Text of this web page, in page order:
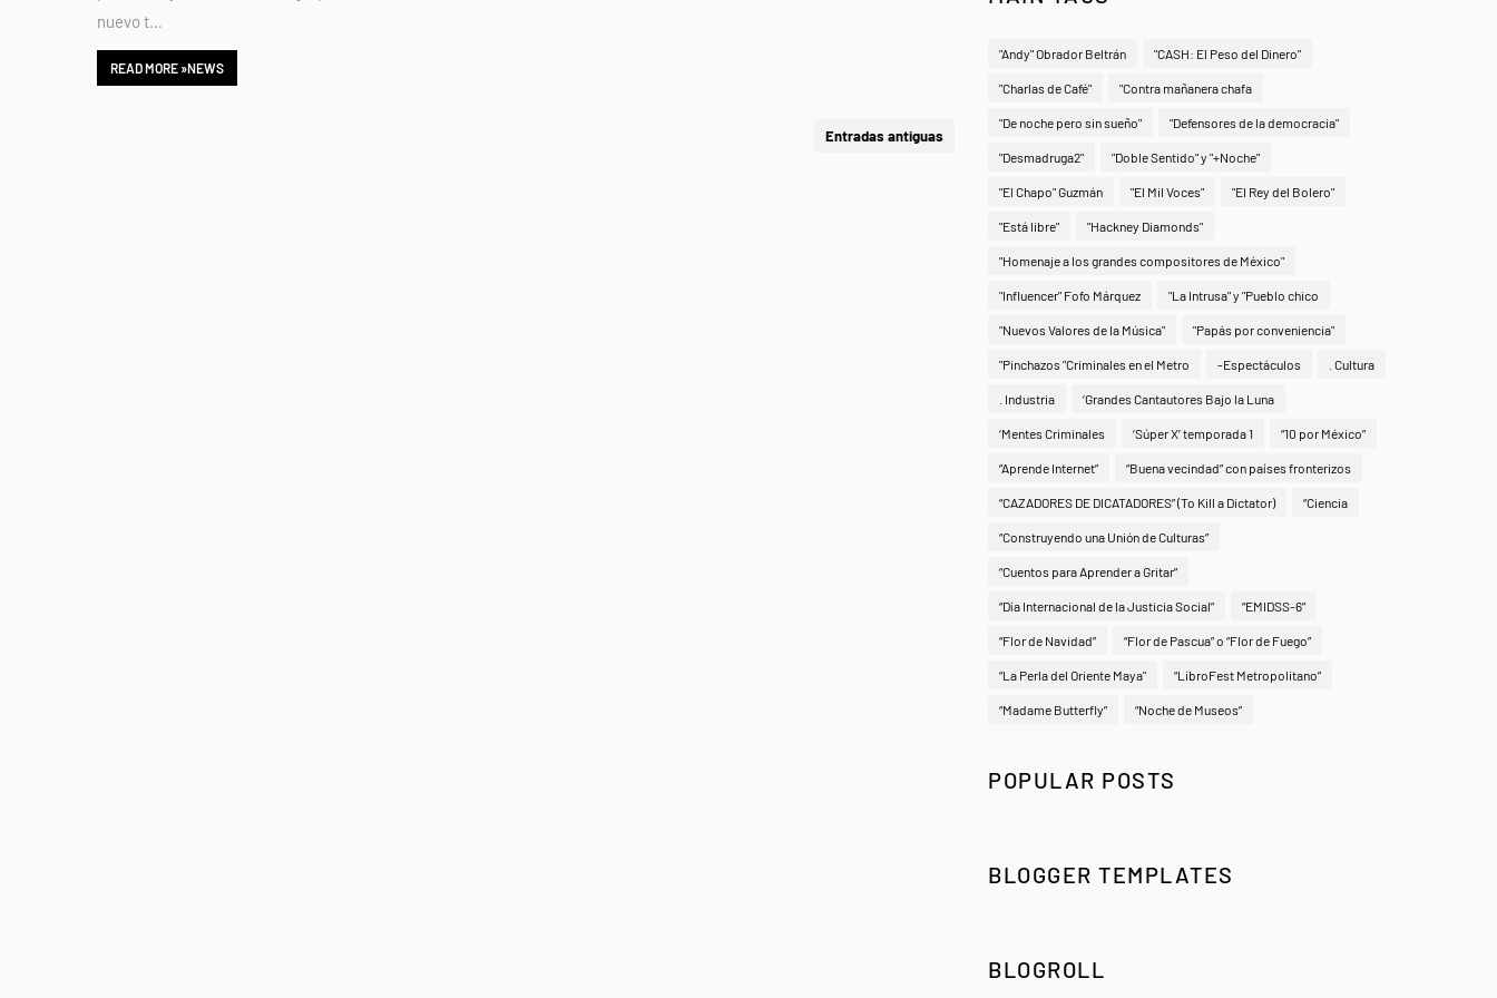
nuevo t…
READ MORE »NEWS
Entradas antiguas
"Andy" Obrador Beltrán "CASH: El Peso del Dinero"
"Charlas de Café" "Contra mañanera chafa
"De noche pero sin sueño" "Defensores de la democracia"
"Desmadruga2" "Doble Sentido" y "+Noche"
"El Chapo" Guzmán "El Mil Voces" "El Rey del Bolero"
"Está libre" "Hackney Diamonds"
"Homenaje a los grandes compositores de México"
"Influencer" Fofo Márquez "La Intrusa" y "Pueblo chico
"Nuevos Valores de la Música" "Papás por conveniencia"
"Pinchazos "Criminales en el Metro -Espectáculos . Cultura
. Industria ‘Grandes Cantautores Bajo la Luna
‘Mentes Criminales ‘Súper X’ temporada 1 “10 por México”
“Aprende Internet” “Buena vecindad” con países fronterizos
“CAZADORES DE DICATADORES” (To Kill a Dictator) “Ciencia
“Construyendo una Unión de Culturas”
“Cuentos para Aprender a Gritar”
“Día Internacional de la Justicia Social” “EMIDSS-6”
“Flor de Navidad” “Flor de Pascua” o “Flor de Fuego”
“La Perla del Oriente Maya" “LibroFest Metropolitano”
“Madame Butterfly” “Noche de Museos”
POPULAR POSTS
BLOGGER TEMPLATES
BLOGROLL